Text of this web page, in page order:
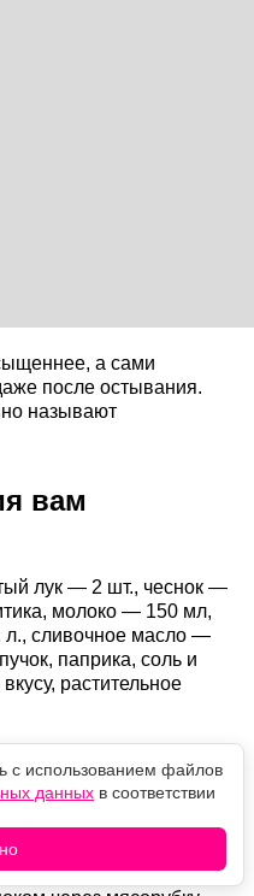
а сами
после остывания.
называют
вам
лук — 2 шт., чеснок —
молоко — 150 мл,
л., сливочное масло —
паприка, соль и
растительное
обжарьте на сливочном
измельченный
Остудите и
с использованием файлов
данных в соответствии